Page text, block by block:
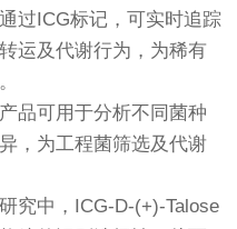
过ICG标记，可实时追踪
运及代谢行为，为稀有
品可用于分析不同菌种
，为工程菌筛选及代谢
究中，ICG-D-(+)-Talose